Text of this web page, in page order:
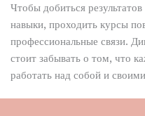
Чтобы добиться
навыки, проходить курсы
профессиональные связи.
стоит забывать о том, что
работать над собой и